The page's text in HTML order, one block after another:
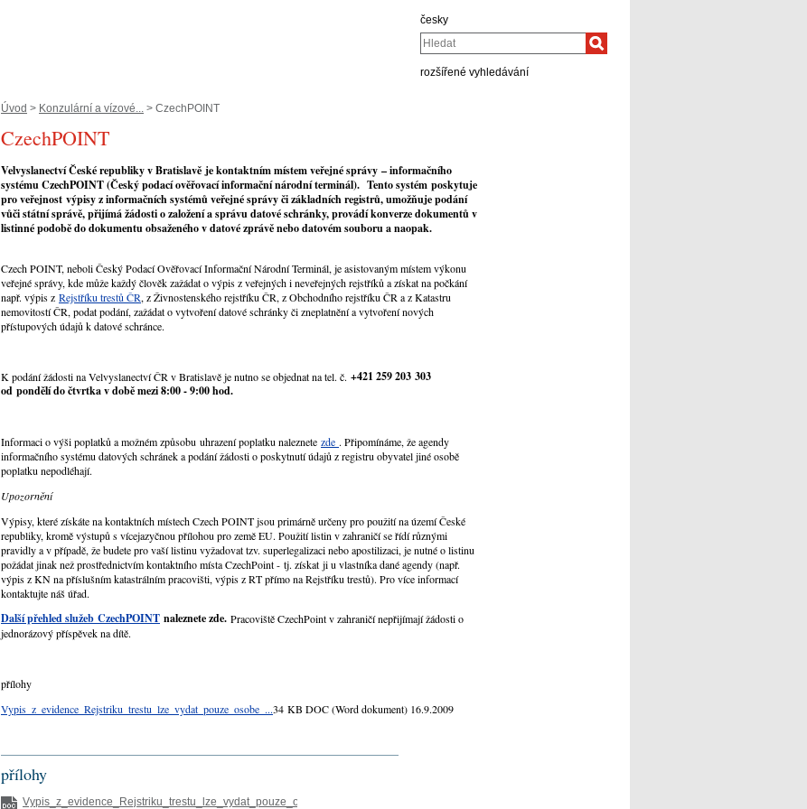
česky
Hledat
rozšířené vyhledávání
Úvod > Konzulární a vízové... > CzechPOINT
CzechPOINT
Velvyslanectví České republiky v Bratislavě je kontaktním místem veřejné správy – informačního
systému CzechPOINT (Český podací ověřovací informační národní terminál). Tento systém poskytuje
pro veřejnost výpisy z informačních systémů veřejné správy či základních registrů, umožňuje podání
vůči státní správě, přijímá žádosti o založení a správu datové schránky, provádí konverze dokumentů v
listinné podobě do dokumentu obsaženého v datové zprávě nebo datovém souboru a naopak.
Czech POINT, neboli Český Podací Ověřovací Informační Národní Terminál, je asistovaným místem výkonu
veřejné správy, kde může každý člověk zažádat o výpis z veřejných i neveřejných rejstříků a získat na počkání
např. výpis z Rejstříku trestů ČR, z Živnostenského rejstříku ČR, z Obchodního rejstříku ČR a z Katastru
nemovitostí ČR, podat podání, zažádat o vytvoření datové schránky či zneplatnění a vytvoření nových
přístupových údajů k datové schránce.
K podání žádosti na Velvyslanectví ČR v Bratislavě je nutno se objednat na tel. č. +421 259 203 303
od pondělí do čtvrtka v době mezi 8:00 - 9:00 hod.
Informaci o výši poplatků a možném způsobu uhrazení poplatku naleznete zde . Připomínáme, že agendy
informačního systému datových schránek a podání žádosti o poskytnutí údajů z registru obyvatel jiné osobě
poplatku nepodléhají.
Upozornění
Výpisy, které získáte na kontaktních místech Czech POINT jsou primárně určeny pro použití na území České
republiky, kromě výstupů s vícejazyčnou přílohou pro země EU. Použití listin v zahraničí se řídí různými
pravidly a v případě, že budete pro vaší listinu vyžadovat tzv. superlegalizaci nebo apostilizaci, je nutné o listinu
požádat jinak než prostřednictvím kontaktního místa CzechPoint - tj. získat ji u vlastníka dané agendy (např.
výpis z KN na příslušním katastrálním pracovišti, výpis z RT přímo na Rejstříku trestů). Pro více informací
kontaktujte náš úřad.
Další přehled služeb CzechPOINT naleznete zde. Pracoviště CzechPoint v zahraničí nepřijímají žádosti o
jednorázový příspěvek na dítě.
přílohy
Vypis_z_evidence_Rejstriku_trestu_lze_vydat_pouze_osobe_...34 KB DOC (Word dokument) 16.9.2009
přílohy
Vypis_z_evidence_Rejstriku_trestu_lze_vydat_pouze_osobe_...